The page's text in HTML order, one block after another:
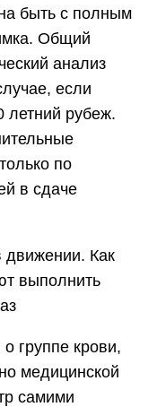
быть с полным
Общий
анализ
если
летний рубеж.
по
в сдаче
движении. Как
выполнить
группе крови,
медицинской
самими